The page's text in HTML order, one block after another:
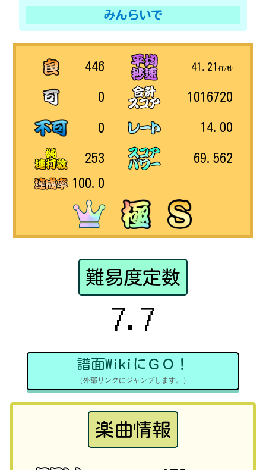
みんらいで
446
0
0
253
100.0
41.21打/秒
1016720
14.00
69.562
難易度定数
7.7
譜面WikiにＧＯ！
（外部リンクにジャンプします。）
楽曲情報